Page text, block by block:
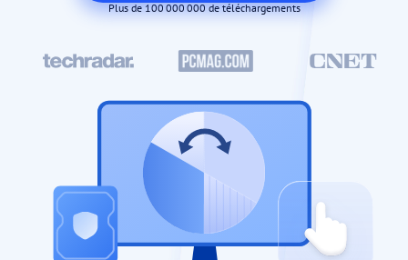
Plus de 100 000 000 de téléchargements